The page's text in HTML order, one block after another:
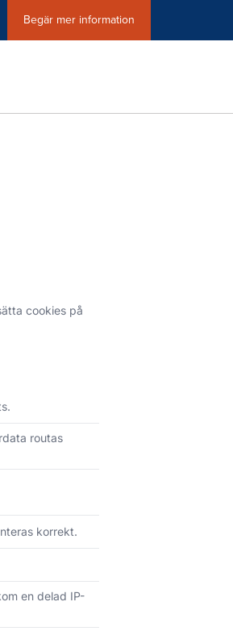
Begär mer information